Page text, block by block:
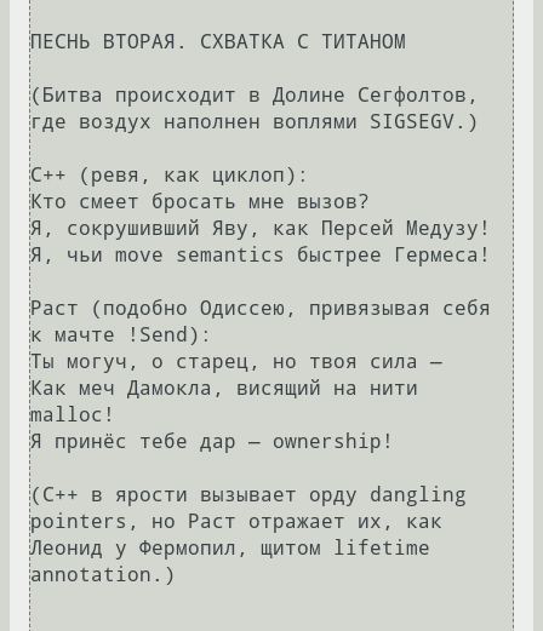
ПЕСНЬ ВТОРАЯ. СХВАТКА С ТИТАНОМ
(Битва происходит в Долине Сегфолтов,
где воздух наполнен воплями SIGSEGV.)
С++ (ревя, как циклоп):
Кто смеет бросать мне вызов?
Я, сокрушивший Яву, как Персей Медузу!
Я, чьи move semantics быстрее Гермеса!
Раст (подобно Одиссею, привязывая себя
к мачте !Send):
Ты могуч, о старец, но твоя сила —
Как меч Дамокла, висящий на нити
malloc!
Я принёс тебе дар — ownership!
(С++ в ярости вызывает орду dangling
pointers, но Раст отражает их, как
Леонид у Фермопил, щитом lifetime
annotation.)